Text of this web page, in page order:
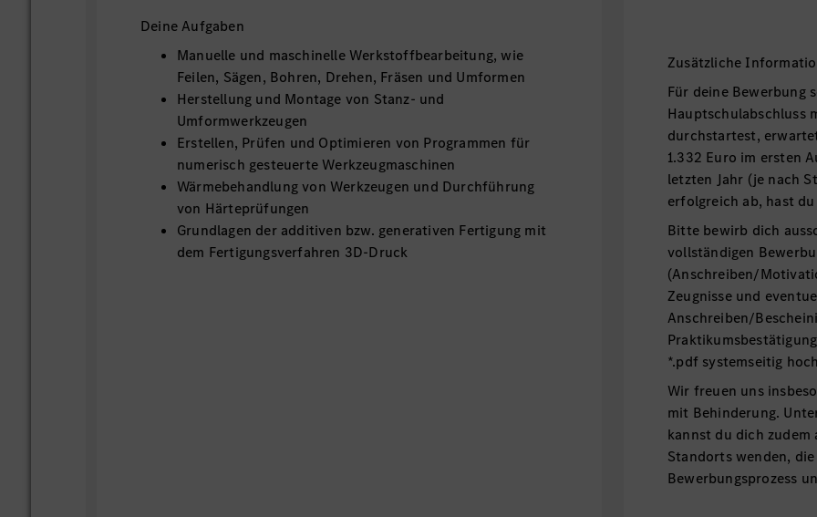
Deine Aufgaben
Manuelle und maschinelle Werkstoffbearbeitung, wie
Feilen, Sägen, Bohren, Drehen, Fräsen und Umformen
Herstellung und Montage von Stanz- und
Umformwerkzeugen
Erstellen, Prüfen und Optimieren von Programmen für
numerisch gesteuerte Werkzeugmaschinen
Wärmebehandlung von Werkzeugen und Durchführung
von Härteprüfungen
Grundlagen der additiven bzw. generativen Fertigung mit
dem Fertigungsverfahren 3D-Druck
Zusätzliche
Für deine Bewerbung
Hauptschulabschluss
durchstartest,
1.332 Euro im ersten
letzten Jahr (je nach
erfolgreich ab, hast
Bitte bewirb dich
vollständigen
(Anschreiben/
Zeugnisse und
Anschreiben/
*.pdf systemseitig
Wir freuen uns
mit Behinderung.
kannst du dich
Standorts wenden,
Bewerbungsprozess